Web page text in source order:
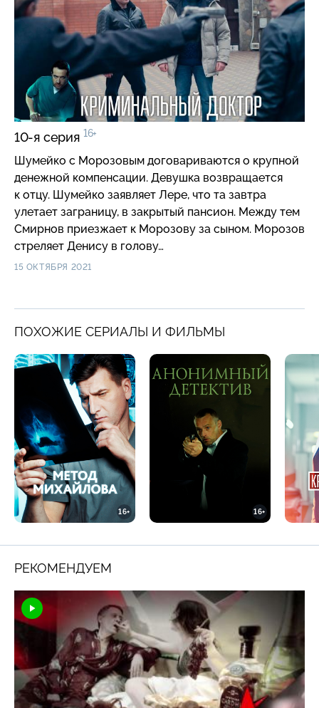
10-я серия 16+
Шумейко с Морозовым договариваются о крупной
денежной компенсации. Девушка возвращается
к отцу. Шумейко заявляет Лере, что та завтра
улетает заграницу, в закрытый пансион. Между тем
Смирнов приезжает к Морозову за сыном. Морозов
стреляет Денису в голову…
15 ОКТЯБРЯ 2021
ПОХОЖИЕ СЕРИАЛЫ И ФИЛЬМЫ
16+ 16+
РЕКОМЕНДУЕМ